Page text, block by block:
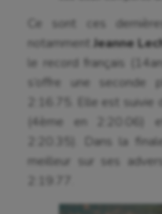
Crossfit
Cyclisme
Danse
Equitation
Escrime
Ce sont ces
notamment Jeanne
le record français
s’offre une
2:16.75. Elle est suivie
(4ème en 2:20.06)
2:20.35). Dans la
meilleur sur ses